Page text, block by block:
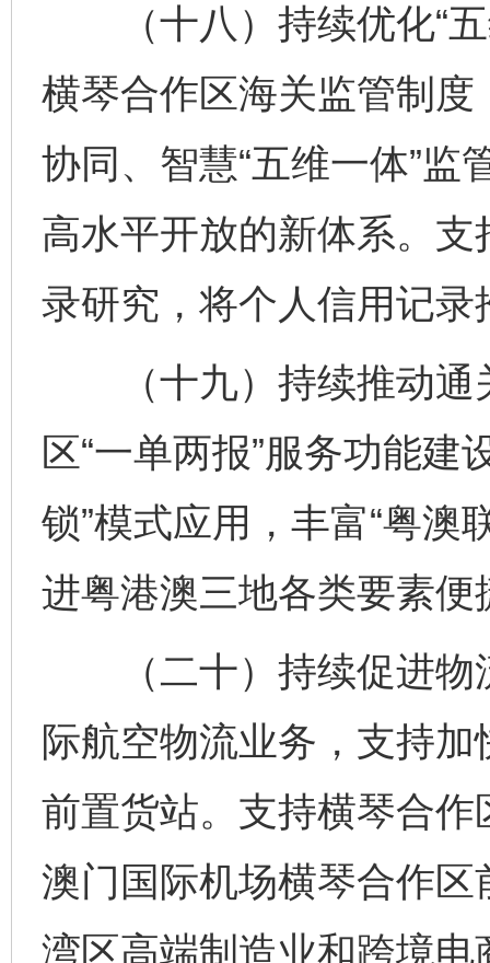
（十八）持续优化“五
横琴合作区海关监管制
协同、智慧“五维一体”监
高水平开放的新体系。
录研究，将个人信用记
（十九）持续推动通
区“一单两报”服务功能建
锁”模式应用，丰富“粤澳
进粤港澳三地各类要素便
（二十）持续促进物
际航空物流业务，支持
前置货站。支持横琴合
澳门国际机场横琴合作
湾区高端制造业和跨境